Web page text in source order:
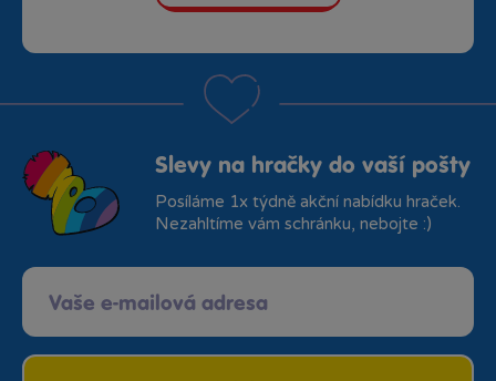
Slevy na hračky do vaší pošty
Posíláme 1x týdně akční nabídku hraček.
Nezahltíme vám schránku, nebojte :)